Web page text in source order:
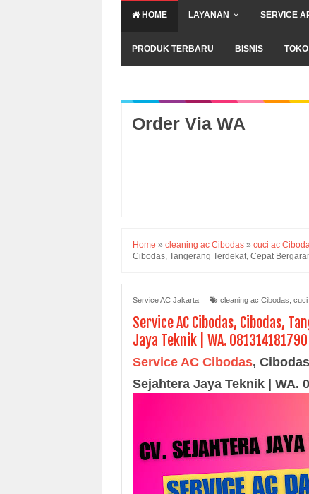
HOME LAYANAN SERVICE
PRODUK TERBARU BISNIS
Order Via WA
Home » cleaning ac Cibodas » cuci ac
Cibodas, Tangerang Terdekat, Cepat
Service AC Jakarta cleaning ac Cibodas cuci
Service AC Cibodas, Cibodas,
Jaya Teknik | WA.
Service AC Cibodas,
Sejahtera Jaya Teknik | WA.